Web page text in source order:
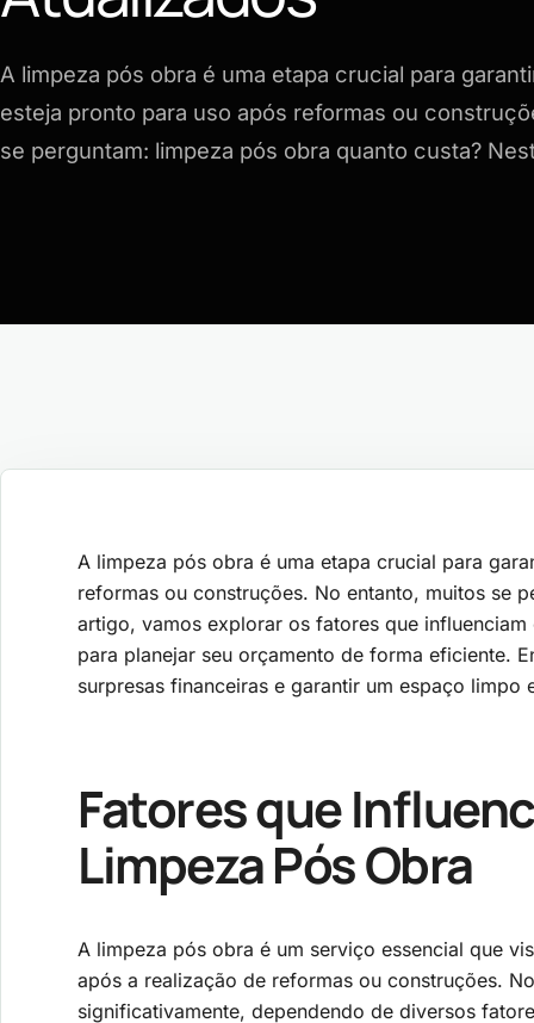
A limpeza pós obra é uma etapa crucial para
esteja pronto para uso após reformas ou
se perguntam: limpeza pós obra quanto custa?
A limpeza pós obra é uma etapa crucial para
reformas ou construções. No entanto, muitos se
artigo, vamos explorar os fatores que
para planejar seu orçamento de forma eficiente.
surpresas financeiras e garantir um espaço limpo
Fatores que
Limpeza Pós Obra
A limpeza pós obra é um serviço essencial que
após a realização de reformas ou construções.
significativamente, dependendo de diversos